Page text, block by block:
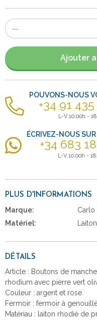
Nombre
d'items
Ajouter
POUVONS-NOUS
+34 91
L-V 10:00h -
ÉCRIVEZ-NOUS
+34 683
L-V 10:00h -
PLUS D'INFORMATIONS
Marque:
Carlo
Matériel:
DÉTAILS
Article : Boutons de
rhodium avec pierre vert
Couleur : argent et rose
Fermoir : fermoir à
Matériau : laiton rhodié de